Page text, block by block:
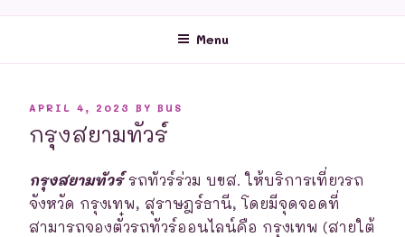
Menu
POSTED
APRIL 4, 2023 BY BUS
กรุงสยามทัวร์
กรุงสยามทัวร์ รถทัวร์ร่วม บขส. ให้บริการเที่ยวรถ
จังหวัด กรุงเทพ, สุราษฎร์ธานี, โดยมีจุดจอดที่
สามารถจองตั๋วรถทัวร์ออนไลน์คือ กรุงเทพ (สายใต้